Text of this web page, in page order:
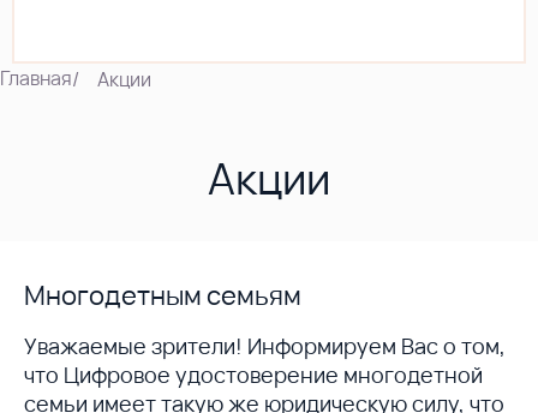
Главная/ Акции
Акции
Многодетным семьям
Уважаемые зрители! Информируем Вас о том,
что Цифровое удостоверение многодетной
семьи имеет такую же юридическую силу, что